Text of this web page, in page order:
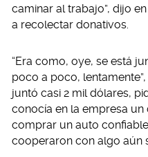
caminar al trabajo”, dijo
a recolectar donativos.
“Era como, oye, se está
poco a poco,
juntó casi 2 mil dólares,
conocía en la empresa
comprar un auto
cooperaron con algo aún